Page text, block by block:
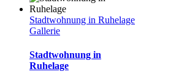
Stadtwohnung in Ruhelage
Gallerie
Stadtwohnung in
Ruhelage